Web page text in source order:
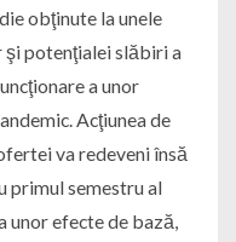
obţinute la unele
şi potenţialei slăbiri a
a unor
Acţiunea de
va redeveni însă
primul semestru al
unor efecte de bază,